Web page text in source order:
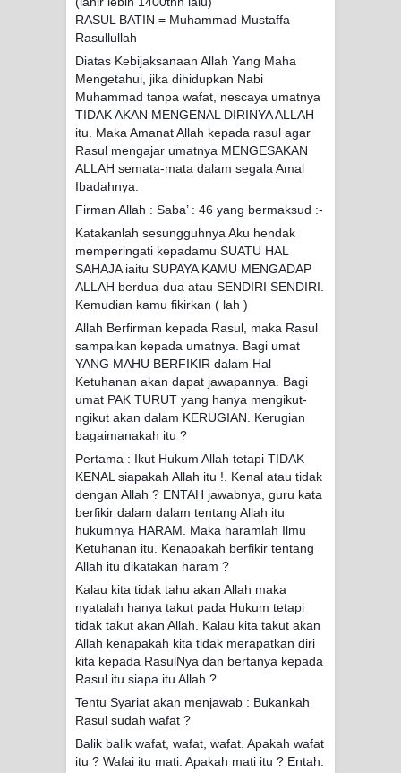
RASUL BATIN = Muhammad Mustaffa
Rasullullah
Diatas Kebijaksanaan Allah Yang Maha
Mengetahui, jika dihidupkan Nabi
Muhammad tanpa wafat, nescaya umatnya
TIDAK AKAN MENGENAL DIRINYA ALLAH
itu. Maka Amanat Allah kepada rasul agar
Rasul mengajar umatnya MENGESAKAN
ALLAH semata-mata dalam segala Amal
Ibadahnya.
Firman Allah : Saba’ : 46 yang bermaksud :-
Katakanlah sesungguhnya Aku hendak
memperingati kepadamu SUATU HAL
SAHAJA iaitu SUPAYA KAMU MENGADAP
ALLAH berdua-dua atau SENDIRI SENDIRI.
Kemudian kamu fikirkan ( lah )
Allah Berfirman kepada Rasul, maka Rasul
sampaikan kepada umatnya. Bagi umat
YANG MAHU BERFIKIR dalam Hal
Ketuhanan akan dapat jawapannya. Bagi
umat PAK TURUT yang hanya mengikut-
ngikut akan dalam KERUGIAN. Kerugian
bagaimanakah itu ?
Pertama : Ikut Hukum Allah tetapi TIDAK
KENAL siapakah Allah itu !. Kenal atau tidak
dengan Allah ? ENTAH jawabnya, guru kata
berfikir dalam dalam tentang Allah itu
hukumnya HARAM. Maka haramlah Ilmu
Ketuhanan itu. Kenapakah berfikir tentang
Allah itu dikatakan haram ?
Kalau kita tidak tahu akan Allah maka
nyatalah hanya takut pada Hukum tetapi
tidak takut akan Allah. Kalau kita takut akan
Allah kenapakah kita tidak merapatkan diri
kita kepada RasulNya dan bertanya kepada
Rasul itu siapa itu Allah ?
Tentu Syariat akan menjawab : Bukankah
Rasul sudah wafat ?
Balik balik wafat, wafat, wafat. Apakah wafat
itu ? Wafai itu mati. Apakah mati itu ? Entah.